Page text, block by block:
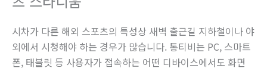
시차가 다른 해외 스포츠의 특성상 새벽 출근길 지하철이나 야
외에서 시청해야 하는 경우가 많습니다. 통티비는 PC, 스마트
폰, 태블릿 등 사용자가 접속하는 어떤 디바이스에서도 화면